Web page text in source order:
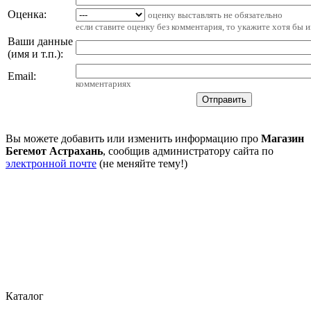
Оценка:
оценку выставлять не обязательно
если ставите оценку без комментария, то укажите хотя бы
Ваши данные
(имя и т.п.):
Email:
комментариях
Вы можете добавить или изменить информацию про Магазин
Бегемот Астрахань, сообщив администратору сайта по
электронной почте (не меняйте тему!)
Каталог